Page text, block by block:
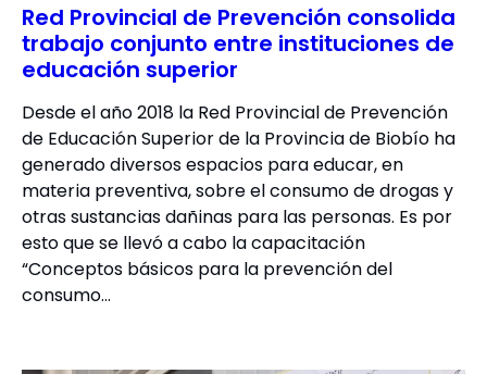
Red Provincial de Prevención consolida
trabajo conjunto entre instituciones de
educación superior
Desde el año 2018 la Red Provincial de Prevención
de Educación Superior de la Provincia de Biobío ha
generado diversos espacios para educar, en
materia preventiva, sobre el consumo de drogas y
otras sustancias dañinas para las personas. Es por
esto que se llevó a cabo la capacitación
“Conceptos básicos para la prevención del
consumo…